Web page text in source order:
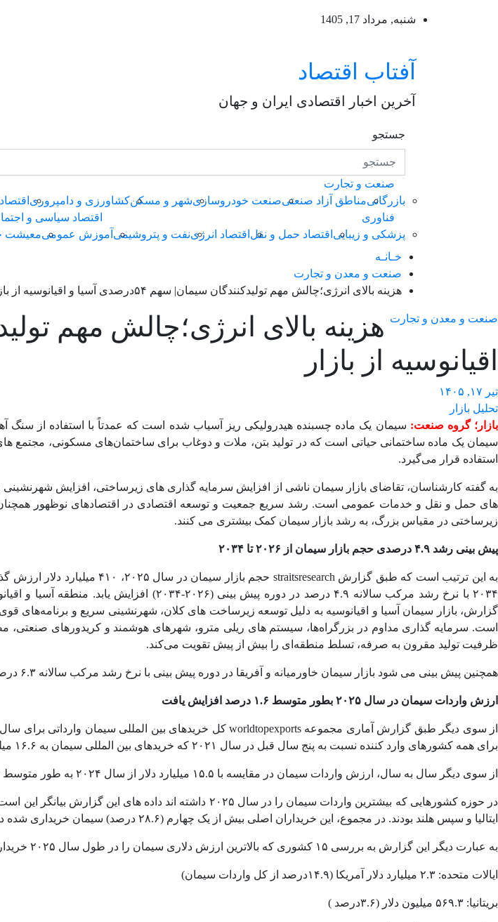
شنبه, مرداد 17, 1405
آفتاب اقتصاد
آخرین اخبار اقتصادی ایران و جهان
جستجو
صنعت و تجارت
بازرگانیمناطق آزاد صنعتیصنعت خودروسازیشهر و مسکنکشاورزی و دامپروری
فناوری
پزشکی و زیبایی اقتصاد حمل و نقل اقتصاد انرژینفت و پتروشیمی
اقتصاد سیاسی و
آموزش عمومیمعیشت
خـانـه
صنعت و معدن و تجارت
هزینه‌ بالای انرژی؛چالش مهم تولیدکنندگان سیمان| سهم ۵۴درصدی آسیا و اقیانوسیه از بازار
صنعت و معدن و تجارت
اقیانوسیه از بازار
تیر ۱۷, ۱۴۰۵
تحلیل بازار
بازار؛ گروه صنعت: سیمان یک ماده چسبنده هیدرولیکی ریز آسیاب شده است که عمدتاً با استفاده از
سیمان یک ماده ساختمانی حیاتی است که در تولید بتن، ملات و دوغاب برای ساختمان‌های مسکونی، مجتمع‌
استفاده قرار می‌گیرد.
به گفته کارشناسان، تقاضای بازار سیمان ناشی از افزایش سرمایه‌ گذاری ‌های زیرساختی، افزایش
های حمل و نقل و خدمات عمومی است. رشد سریع جمعیت و توسعه اقتصادی در اقتصادهای نوظهور
زیرساختی در مقیاس بزرگ، به رشد بازار سیمان کمک بیشتری می ‌کنند.
پیش بینی رشد ۴.۹ درصدی حجم بازار سیمان از ۲۰۲۶ تا ۲۰۳۴
است. سرمایه‌ گذاری مداوم در بزرگراه‌ها، سیستم ‌های ریلی مترو، شهرهای هوشمند و کریدورهای
ظرفیت تولید مقرون به صرفه، تسلط منطقه‌ای را بیش از پیش تقویت می‌کند.
همچنین پیش‌ بینی می‌ شود بازار سیمان خاورمیانه و آفریقا در دوره پیش‌ بینی با نرخ رشد مرکب سالانه ۶.۳ درصد رشد کند.
ارزش واردات سیمان در سال ۲۰۲۵ بطور متوسط ۱.۶ درصد افزایش یافت
برای همه کشورهای وارد کننده نسبت به پنج سال قبل در سال ۲۰۲۱ که خریدهای بین‌ المللی سیمان به ۱۶.۶ میلیارد دلار رسید، ۵.۴ درصد کاهش یافت.
از سوی دیگر سال به سال، ارزش واردات سیمان در مقایسه با ۱۵.۵ میلیارد دلار از سال ۲۰۲۴ به طور متوسط ۱.۶ درصد افزایش یافت.
ایتالیا و سپس هلند بودند. در مجموع، این خریداران اصلی بیش از یک چهارم (۲۸.۶ درصد) سیمان خریداری شده در بازارهای بین‌ المللی را تولید کردند.
به عبارت دیگر این گزارش به بررسی ۱۵ کشوری که بالاترین ارزش دلاری سیمان را در طول سال ۲۰۲۵ خریداری کرده ‌اند، پرداخته است که عبارتند از :
ایالات متحده: ۲.۳ میلیارد دلار آمریکا (۱۴.۹درصد از کل واردات سیمان)
بریتانیا: ۵۶۹.۳ میلیون دلار (۳.۶درصد )